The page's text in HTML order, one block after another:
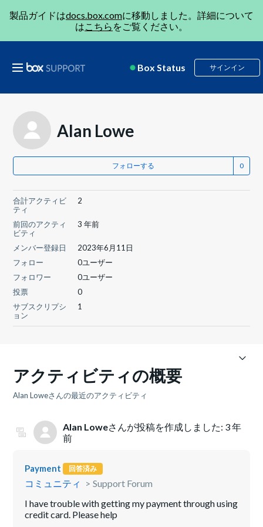
製品ガイドはdocs.box.comに移動しました。詳細について
はこちら をご覧ください。
Box Status サインイン
Alan Lowe
フォローする
合計アクティビ
ティ
2
前回のアクティ
ビティ
3 年前
メンバー登録日
2023年6月11日
フォロー
0ユーザー
フォロワー
0ユーザー
投票
0
サブスクリプシ
ョン
1
アクティビティの概要
Alan Loweさんの最近のアクティビティ
Alan Loweさんが投稿を作成しました: 3 年
前
Payment 回答済み
コミュニティ
Support Forum
I have trouble with getting my payment through using
credit card. Please help